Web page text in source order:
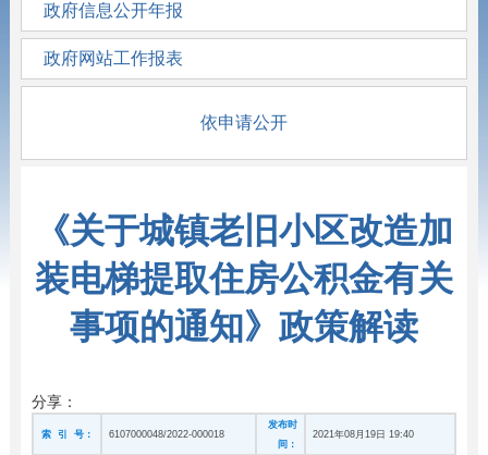
政府信息公开年报
政府网站工作报表
依申请公开
《关于城镇老旧小区改造加
装电梯提取住房公积金有关
事项的通知》政策解读
分享：
索 引 号： 6107000048/2022-000018
发布时
间：
2021年08月19日 19:40